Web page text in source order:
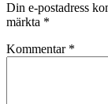
Din e-postadress
märkta *
Kommentar *